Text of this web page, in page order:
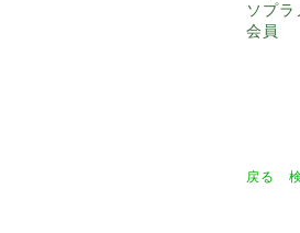
ソプラ
会員
戻る